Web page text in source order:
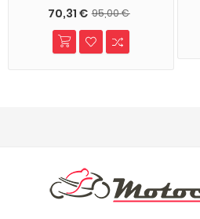
70,31 € 95,00 €